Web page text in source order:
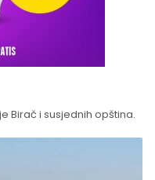
Birač i susjednih opština.